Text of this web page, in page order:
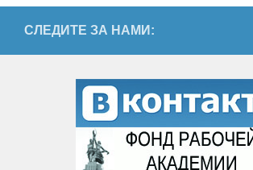
СЛЕДИТЕ ЗА НАМИ: